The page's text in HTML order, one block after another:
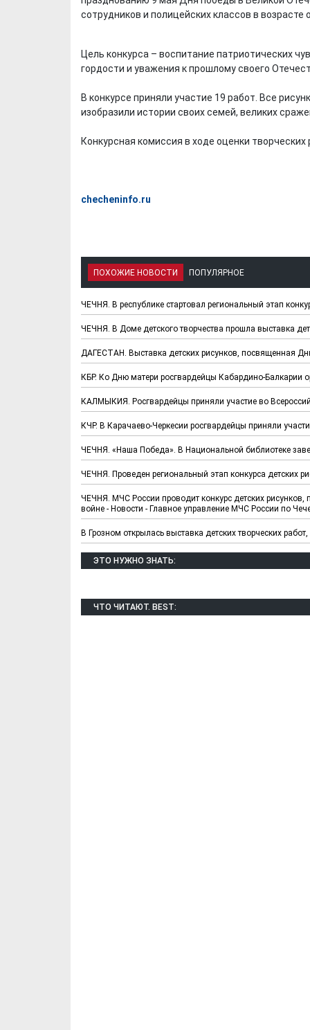
сотрудников и полицейских классов в возрасте
Цель конкурса – воспитание патриотических
гордости и уважения к прошлому своего
В конкурсе приняли участие 19 работ. Все
изобразили истории своих семей, великих
Конкурсная комиссия в ходе оценки
checheninfo.ru
ПОХОЖИЕ НОВОСТИ ПОПУЛЯРНОЕ
ЧЕЧНЯ. В республике стартовал региональный этап
ЧЕЧНЯ. В Доме детского творчества прошла выставка
ДАГЕСТАН. Выставка детских рисунков, посвященная
КБР. Ко Дню матери росгвардейцы Кабардино-Балкарии
КАЛМЫКИЯ. Росгвардейцы приняли участие во
КЧР. В Карачаево-Черкесии росгвардейцы приняли
ЧЕЧНЯ. «Наша Победа». В Национальной библиотеке
ЧЕЧНЯ. Проведен региональный этап конкурса детских
ЧЕЧНЯ. МЧС России проводит конкурс детских
войне - Новости - Главное управление МЧС России по
В Грозном открылась выставка детских творческих
ЭТО НУЖНО ЗНАТЬ:
ЧТО ЧИТАЮТ. BEST:
Х. Гапураев. Капкан
для Зелимхана (Отр.
ЧЕЧНЯ. А.